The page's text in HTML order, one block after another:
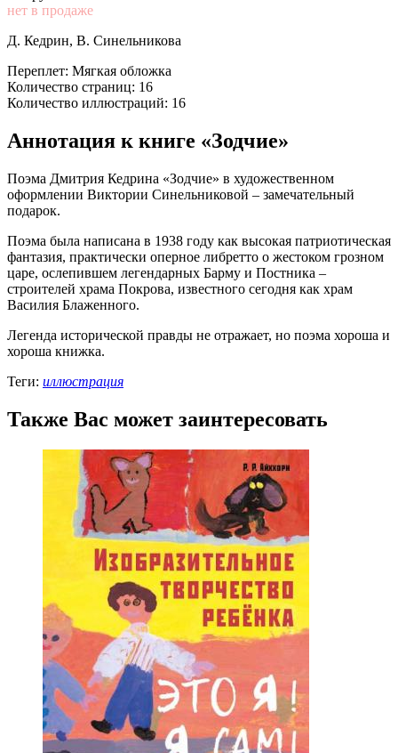
нет в продаже
Д. Кедрин, В. Синельникова
Переплет: Мягкая обложка
Количество страниц: 16
Количество иллюстраций: 16
Аннотация к книге «Зодчие»
Поэма Дмитрия Кедрина «Зодчие» в художественном
оформлении Виктории Синельниковой – замечательный
подарок.
Поэма была написана в 1938 году как высокая патриотическая
фантазия, практически оперное либретто о жестоком грозном
царе, ослепившем легендарных Барму и Постника –
строителей храма Покрова, известного сегодня как храм
Василия Блаженного.
Легенда исторической правды не отражает, но поэма хороша и
хороша книжка.
Теги: иллюстрация
Также Вас может заинтересовать